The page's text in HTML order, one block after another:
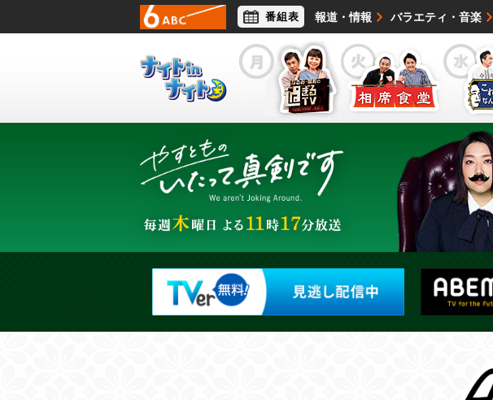
報道・情報 バラエティ・音楽
ライフスタイル 映画・試写会
番組表